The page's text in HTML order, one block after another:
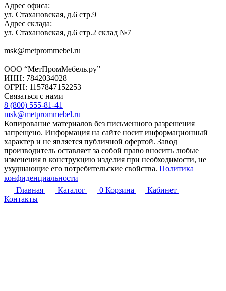
Адрес офиса:
ул. Стахановская, д.6 стр.9
Адрес склада:
ул. Стахановская, д.6 стр.2 склад №7
msk@metprommebel.ru
ООО “МетПромМебель.ру”
ИНН: 7842034028
ОГРН: 1157847152253
Связаться с нами
8 (800) 555-81-41
msk@metprommebel.ru
Копирование материалов без письменного разрешения
запрещено. Информация на сайте носит информационный
характер и не является публичной офертой. Завод
производитель оставляет за собой право вносить любые
изменения в конструкцию изделия при необходимости, не
ухудшающие его потребительские свойства. Политика
конфиденциальности
Главная
Каталог 0 Корзина
Кабинет
Контакты